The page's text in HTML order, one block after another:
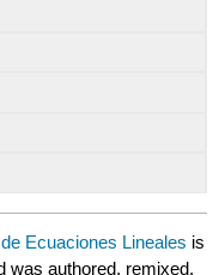
Ecuaciones Lineales is
was authored, remixed,